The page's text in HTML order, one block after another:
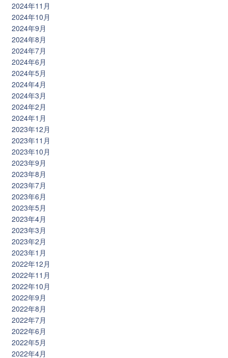
2024年11月
2024年10月
2024年9月
2024年8月
2024年7月
2024年6月
2024年5月
2024年4月
2024年3月
2024年2月
2024年1月
2023年12月
2023年11月
2023年10月
2023年9月
2023年8月
2023年7月
2023年6月
2023年5月
2023年4月
2023年3月
2023年2月
2023年1月
2022年12月
2022年11月
2022年10月
2022年9月
2022年8月
2022年7月
2022年6月
2022年5月
2022年4月